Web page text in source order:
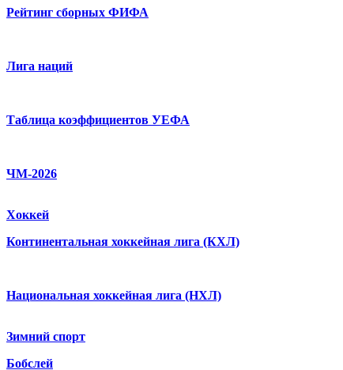
Рейтинг сборных ФИФА
Лига наций
Таблица коэффициентов УЕФА
ЧМ-2026
Хоккей
Континентальная хоккейная лига (КХЛ)
Национальная хоккейная лига (НХЛ)
Зимний спорт
Бобслей